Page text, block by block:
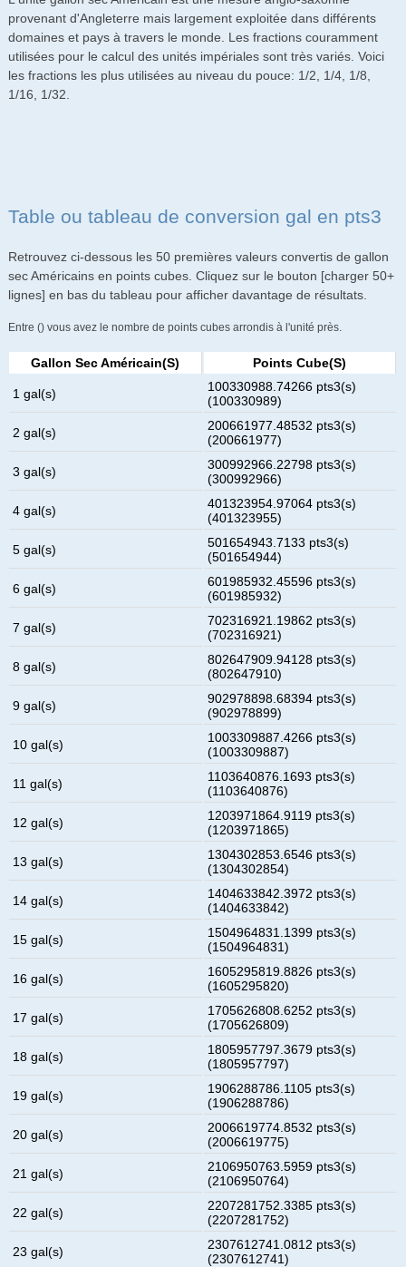
provenant d'Angleterre mais largement exploitée dans différents
domaines et pays à travers le monde. Les fractions couramment
utilisées pour le calcul des unités impériales sont très variés. Voici
les fractions les plus utilisées au niveau du pouce: 1/2, 1/4, 1/8,
1/16, 1/32.
Table ou tableau de conversion gal en pts3
Retrouvez ci-dessous les 50 premières valeurs convertis de gallon
sec Américains en points cubes. Cliquez sur le bouton [charger 50+
lignes] en bas du tableau pour afficher davantage de résultats.
Entre () vous avez le nombre de points cubes arrondis à l'unité près.
Gallon Sec Américain(s) Points Cube(s)
1 gal(s)
100330988.74266 pts3(s)
(100330989)
2 gal(s)
200661977.48532 pts3(s)
(200661977)
3 gal(s)
300992966.22798 pts3(s)
(300992966)
4 gal(s)
401323954.97064 pts3(s)
(401323955)
5 gal(s)
501654943.7133 pts3(s)
(501654944)
6 gal(s)
601985932.45596 pts3(s)
(601985932)
7 gal(s)
702316921.19862 pts3(s)
(702316921)
8 gal(s)
802647909.94128 pts3(s)
(802647910)
9 gal(s)
902978898.68394 pts3(s)
(902978899)
10 gal(s)
1003309887.4266 pts3(s)
(1003309887)
11 gal(s)
1103640876.1693 pts3(s)
(1103640876)
12 gal(s)
1203971864.9119 pts3(s)
(1203971865)
13 gal(s)
1304302853.6546 pts3(s)
(1304302854)
14 gal(s)
1404633842.3972 pts3(s)
(1404633842)
15 gal(s)
1504964831.1399 pts3(s)
(1504964831)
16 gal(s)
1605295819.8826 pts3(s)
(1605295820)
17 gal(s)
1705626808.6252 pts3(s)
(1705626809)
18 gal(s)
1805957797.3679 pts3(s)
(1805957797)
19 gal(s)
1906288786.1105 pts3(s)
(1906288786)
20 gal(s)
2006619774.8532 pts3(s)
(2006619775)
21 gal(s)
2106950763.5959 pts3(s)
(2106950764)
22 gal(s)
2207281752.3385 pts3(s)
(2207281752)
23 gal(s)
2307612741.0812 pts3(s)
(2307612741)